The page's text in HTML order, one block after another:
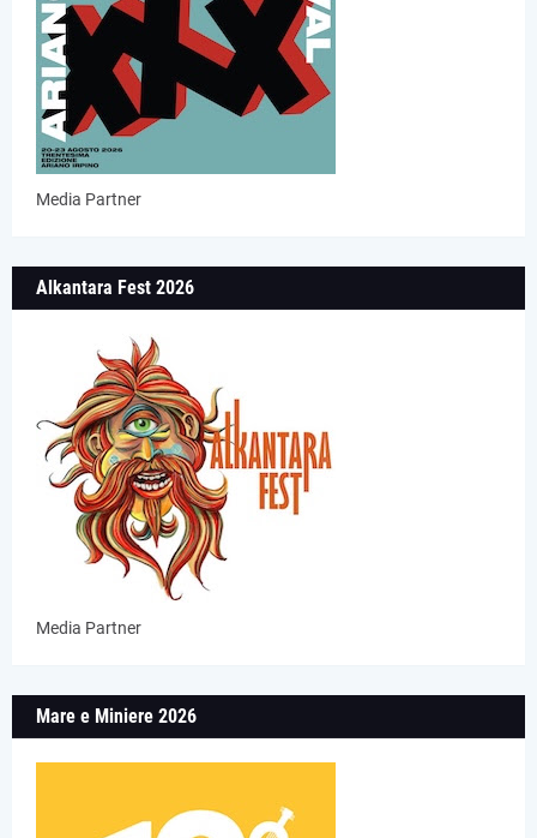
Media Partner
Alkantara Fest 2026
Media Partner
Mare e Miniere 2026